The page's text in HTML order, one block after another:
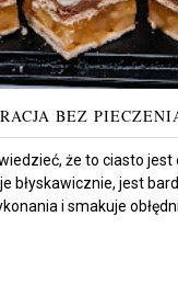
BEZ
że to ciasto
błyskawicznie, jest
i smakuje